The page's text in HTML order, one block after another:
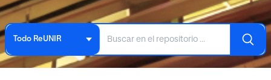
Todo ReUNIR